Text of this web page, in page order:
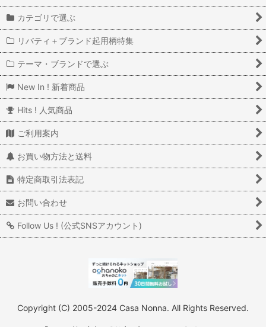
カテゴリで選ぶ
リバティ＋ブランド起用柄特集
テーマ・ブランドで選ぶ
New In ! 新着商品
Hits ! 人気商品
ご利用案内
お買い物方法と送料
特定商取引法表記
お問い合わせ
Follow Us ! (公式SNSアカウント)
Copyright (C) 2005-2024 Casa Nonna. All Rights Reserved.